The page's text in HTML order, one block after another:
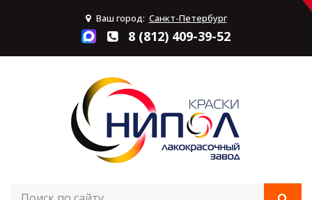
Ваш город: Санкт-Петербург
8 (812) 409-39-52